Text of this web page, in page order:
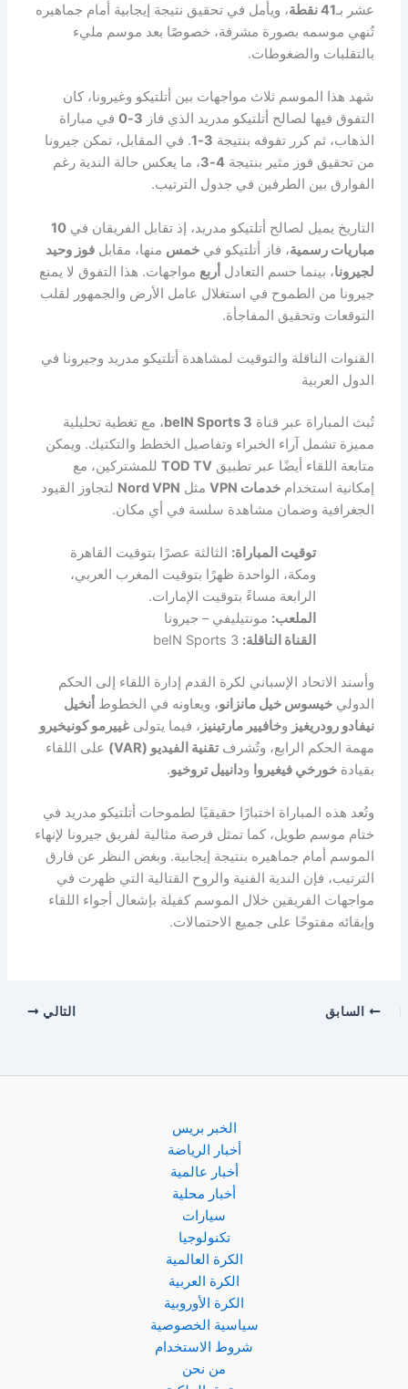
عشر بـ41 نقطة
، ويأمل في تحقيق نتيجة إيجابية أمام جماهيره
تُنهي موسمه بصورة مشرفة، خصوصًا بعد موسم مليء
بالتقلبات والضغوطات.
شهد هذا الموسم ثلاث مواجهات بين أتلتيكو وغيرونا، كان
التفوق فيها لصالح أتلتيكو مدريد الذي فاز 3-0
في مباراة
الذهاب، ثم كرر تفوقه بنتيجة 3-1
. في المقابل، تمكن جيرونا
من تحقيق فوز مثير بنتيجة4-3
، ما يعكس حالة الندية رغم
الفوارق بين الطرفين في جدول الترتيب.
التاريخ يميل لصالح أتلتيكو مدريد، إذ تقابل الفريقان في10
مباريات رسمية، فاز أتلتيكو فيخمس منها، مقابلفوز وحيد
لجيرونا، بينما حسم التعادل أربع مواجهات. هذا التفوق لا يمنع
جيرونا من الطموح في استغلال عامل الأرض والجمهور لقلب
التوقعات وتحقيق المفاجأة.
القنوات الناقلة والتوقيت لمشاهدة أتلتيكو مدريد وجيرونا في
الدول العربية
تُبث المباراة عبر قناة beIN Sports 3، مع تغطية تحليلية
مميزة تشمل آراء الخبراء وتفاصيل الخطط والتكتيك. ويمكن
متابعة اللقاء أيضًا عبر تطبيقTOD TV للمشتركين، مع
إمكانية استخدامخدمات VPN مثل Nord VPN لتجاوز القيود
الجغرافية وضمان مشاهدة سلسة في أي مكان.
توقيت المباراة: الثالثة عصرًا بتوقيت القاهرة
ومكة، الواحدة ظهرًا بتوقيت المغرب العربي،
الرابعة مساءً بتوقيت الإمارات.
الملعب: مونتيليفي – جيرونا
القناة الناقلة:
وأسند الاتحاد الإسباني لكرة القدم إدارة اللقاء إلى الحكم
الدوليخيسوس خيل مانزانو، ويعاونه في الخطوط أنخيل
نيفادو رودريغيز وخافيير مارتينيز ، فيما يتولىغييرمو كونيخيرو
مهمة الحكم الرابع، وتُشرفتقنية الفيديو (VAR)
على اللقاء
بقيادةخورخي فيغيروا ودانييل تروخيو.
وتُعد هذه المباراة اختبارًا حقيقيًا لطموحات أتلتيكو مدريد في
ختام موسم طويل، كما تمثل فرصة مثالية لفريق جيرونا لإنهاء
الموسم أمام جماهيره بنتيجة إيجابية. وبغض النظر عن فارق
الترتيب، فإن الندية الفنية والروح القتالية التي ظهرت في
مواجهات الفريقين خلال الموسم كفيلة بإشعال أجواء اللقاء
وإبقائه مفتوحًا على جميع الاحتمالات.
السابق التالي
الخبر بريس
أخبار الرياضة
أخبار عالمية
أخبار محلية
سيارات
تكنولوجيا
الكرة العالمية
الكرة العربية
الكرة الأوروبية
سياسية الخصوصية
شروط الاستخدام
من نحن